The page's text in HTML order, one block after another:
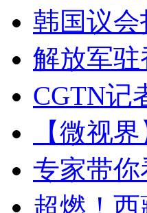
韩国议
解放军
CGTN记
【微视
专家带
超燃！